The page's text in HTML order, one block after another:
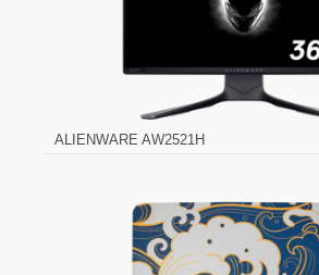
ALIENWARE AW2521H